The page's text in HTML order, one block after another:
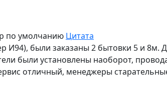
по умолчанию Цитата
И94), были заказаны 2 бытовки 5 и
были установлены наоборот,
отличный, менеджеры